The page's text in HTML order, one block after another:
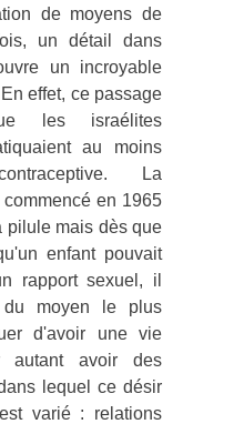
de moyens de
un détail dans
un incroyable
effet, ce passage
les israélites
au moins
La
en 1965
pilule mais dès que
enfant pouvait
rapport sexuel, il
moyen le plus
d'avoir une vie
autant avoir des
lequel ce désir
varié : relations